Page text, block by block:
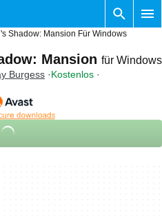
Shadow: Mansion Für Windows
Mansion für Windows
Burgess
Kostenlos